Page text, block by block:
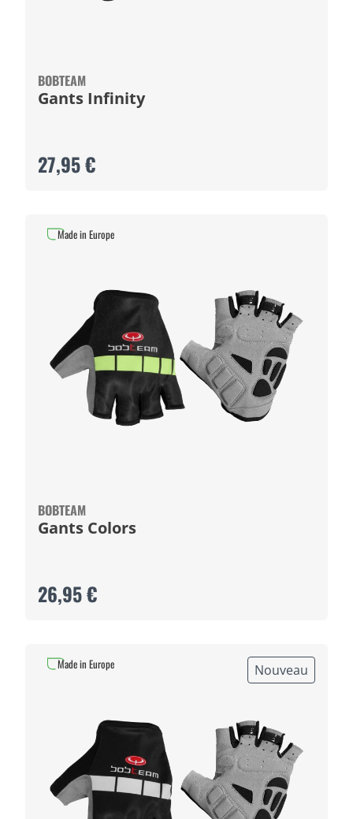
BOBTEAM
Gants Infinity
27,95 €
BOBTEAM
Gants Colors
26,95 €
Made in Europe
Nouveau
Made in Europe